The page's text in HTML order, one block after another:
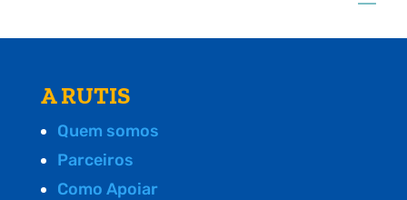
A RUTIS
Quem somos
Parceiros
Como Apoiar